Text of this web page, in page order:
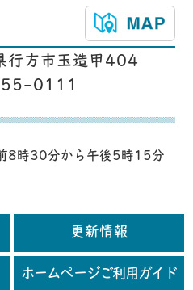
方市玉造甲404
55-0111
8時30分から午後5時15分
更新情報
ホームページご利用ガイド